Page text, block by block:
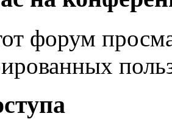
форум